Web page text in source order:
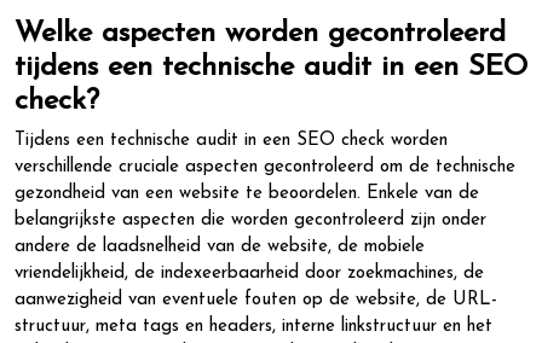
Welke aspecten worden gecontroleerd
tijdens een technische audit in een SEO
check?
Tijdens een technische audit in een SEO check worden
verschillende cruciale aspecten gecontroleerd om de technische
gezondheid van een website te beoordelen. Enkele van de
belangrijkste aspecten die worden gecontroleerd zijn onder
andere de laadsnelheid van de website, de mobiele
vriendelijkheid, de indexeerbaarheid door zoekmachines, de
aanwezigheid van eventuele fouten op de website, de URL-
structuur, meta tags en headers, interne linkstructuur en het